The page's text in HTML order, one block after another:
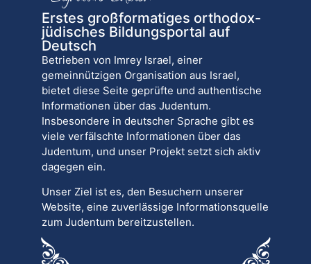
Erstes großformatiges orthodox-
jüdisches Bildungsportal auf
Deutsch
Betrieben von Imrey Israel, einer
gemeinnützigen Organisation aus Israel,
bietet diese Seite geprüfte und authentische
Informationen über das Judentum.
Insbesondere in deutscher Sprache gibt es
viele verfälschte Informationen über das
Judentum, und unser Projekt setzt sich aktiv
dagegen ein.
Unser Ziel ist es, den Besuchern unserer
Website, eine zuverlässige Informationsquelle
zum Judentum bereitzustellen.